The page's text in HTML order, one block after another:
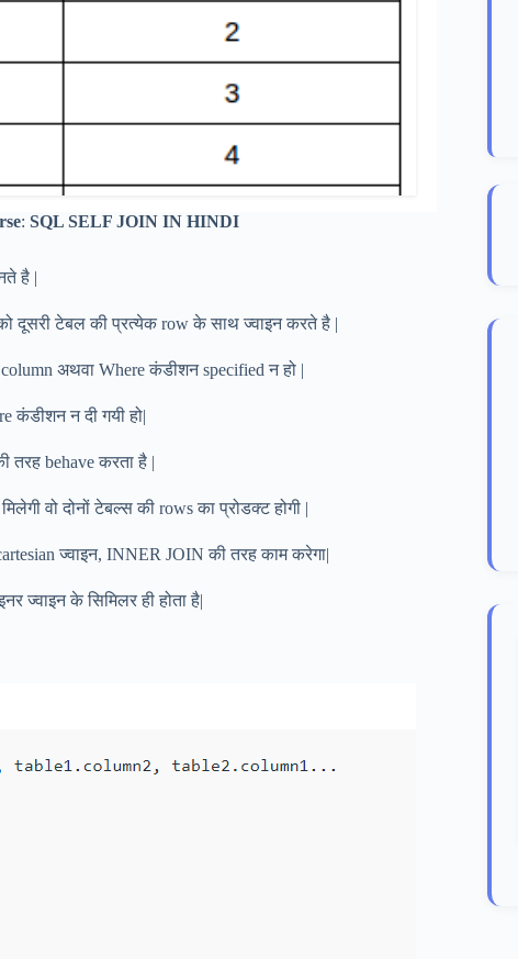
: SQL SELF JOIN IN HINDI
है |
दूसरी टेबल की प्रत्येक row के साथ ज्वाइन करते है |
अथवा Where कंडीशन specified न हो |
कंडीशन न दी गयी हो|
तरह behave करता है |
वो दोनों टेबल्स की rows का प्रोडक्ट होगी |
ज्वाइन, INNER JOIN की तरह काम करेगा|
ज्वाइन के सिमिलर ही होता है|